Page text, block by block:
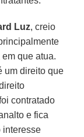
Luz, creio
que atua.
um direito que
contratado
e fica
interesse